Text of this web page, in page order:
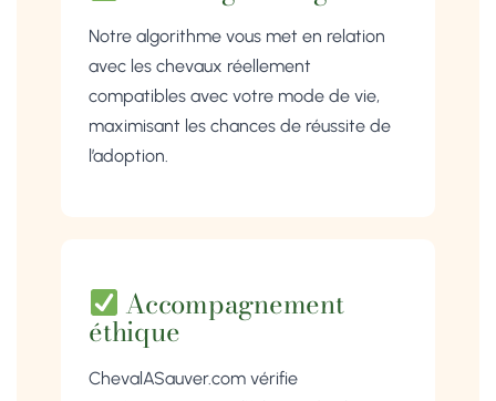
Notre algorithme vous met en relation
avec les chevaux réellement
compatibles avec votre mode de vie,
maximisant les chances de réussite de
l’adoption.
Accompagnement
éthique
ChevalASauver.com vérifie